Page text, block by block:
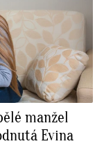
manžel
Evina